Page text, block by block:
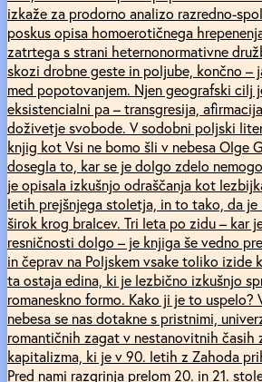
izkaže za prodorno analizo razredno-
poskus opisa homoerotičnega
zatrtega s strani heternonormativne
skozi drobne geste in poljube, končno –
med popotovanjem. Njen geografski cilj
eksistencialni pa – transgresija,
doživetje svobode. V sodobni poljski
knjig kot Vsi ne bomo šli v nebesa Olge
dosegla to, kar se je dolgo zdelo
je opisala izkušnjo odraščanja kot
letih prejšnjega stoletja, in to tako, da je
širok krog bralcev. Tri leta po zidu – kar
resničnosti dolgo – je knjiga še vedno
in čeprav na Poljskem vsake toliko izide
ta ostaja edina, ki je lezbično izkušnjo
romaneskno formo. Kako ji je to uspelo?
nebesa se nas dotakne s pristnimi,
romantičnih zagat v nestanovitnih časih
kapitalizma, ki je v 90. letih z Zahoda
Pred nami razgrinja prelom 20. in 21.